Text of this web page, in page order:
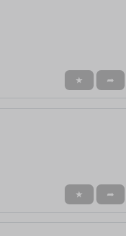
★ ➦
★ ➦